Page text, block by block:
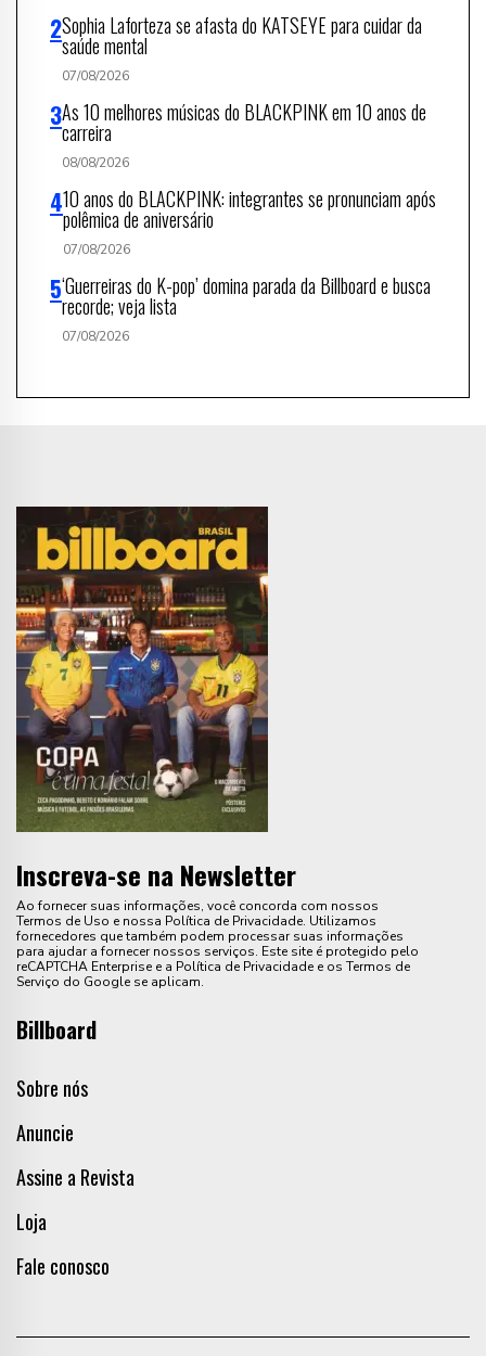
Sophia Laforteza se afasta do KATSEYE para cuidar da
saúde mental
07/08/2026
As 10 melhores músicas do BLACKPINK em 10 anos de
carreira
08/08/2026
10 anos do BLACKPINK: integrantes se pronunciam após
polêmica de aniversário
07/08/2026
‘Guerreiras do K-pop’ domina parada da Billboard e busca
recorde; veja lista
07/08/2026
Inscreva-se na Newsletter
Ao fornecer suas informações, você concorda com nossos
Termos de Uso e nossa Política de Privacidade. Utilizamos
fornecedores que também podem processar suas informações
para ajudar a fornecer nossos serviços. Este site é protegido pelo
reCAPTCHA Enterprise e a Política de Privacidade e os Termos de
Serviço do Google se aplicam.
Billboard
Sobre nós
Anuncie
Assine a Revista
Loja
Fale conosco